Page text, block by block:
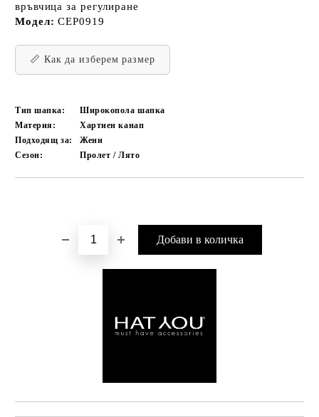
връвчица за регулиране
Модел:CEP0919
📏 Как да изберем размер
Тип шапка:
Широкопола шапка
Материя:
Хартиен канап
Подходящ за:
Жени
Сезон:
Пролет / Лято